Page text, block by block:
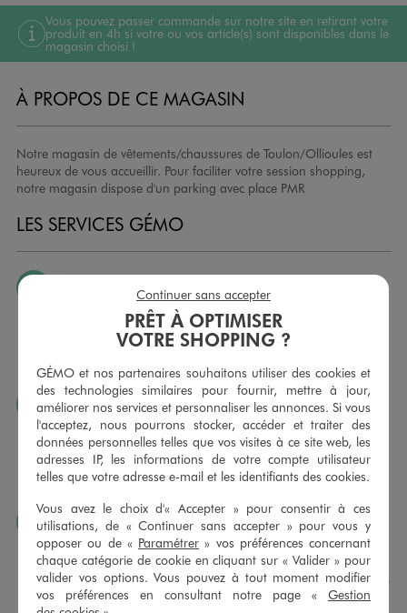
Vous pouvez passer commande sur notre site en retirant votre
produit en 4h si votre ou vos article(s) sont disponibles dans le
magasin choisi !
À PROPOS DE CE MAGASIN
Notre magasin de vêtements/chaussures de Toulon/Ollioules est
heureux de vous accueillir. Pour faciliter votre session shopping,
notre magasin dispose d'un parking avec place PMR
LES SERVICES GÉMO
JE PEUX CHANGER D’AVIS
Nous échangeons et vous proposons un avoir ou un
remboursement pour tout article non porté, non retouché,
sous 30 jours, sur simple présentation du ticket de caisse,
dans tous les magasins GÉMO.
JE PEUX FAIRE RETOUCHER MES ARTICLES
Ourlets, ceintures… vous avez la possibilité de faire
retoucher vos articles textiles dans nos magasins. Les tarifs
sont à votre disposition sur simple demande. Voir
conditions en magasins.
J’AIME FAIRE PLAISIR
Nous vous proposons des cartes cadeaux GÉMO d’un
montant au choix entre 10€ et 150€. Les cartes cadeau
GÉMO sont valables 1 an, utilisables en plusieurs fois, pour
payer vos achats en magasin. Offrez vos cartes cadeau
PRÊT À OPTIMISER
VOTRE SHOPPING ?
GÉMO et nos partenaires souhaitons utiliser des cookies et
des technologies similaires pour fournir, mettre à jour,
améliorer nos services et personnaliser les annonces. Si vous
l'acceptez, nous pourrons stocker, accéder et traiter des
données personnelles telles que vos visites à ce site web, les
adresses IP, les informations de votre compte utilisateur
telles que votre adresse e-mail et les identifiants des cookies.
Vous avez le choix d'« Accepter » pour consentir à ces
utilisations, de « Continuer sans accepter » pour vous y
opposer ou de « Paramétrer » vos préférences concernant
chaque catégorie de cookie en cliquant sur « Valider » pour
valider vos options. Vous pouvez à tout moment modifier
vos préférences en consultant notre page « Gestion
Continuer sans accepter